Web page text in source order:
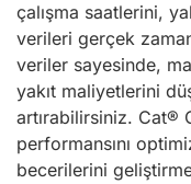
çalışma saatlerini,
verileri gerçek
veriler sayesinde,
yakıt maliyetlerini
artırabilirsiniz. Cat®
performansını
becerilerini